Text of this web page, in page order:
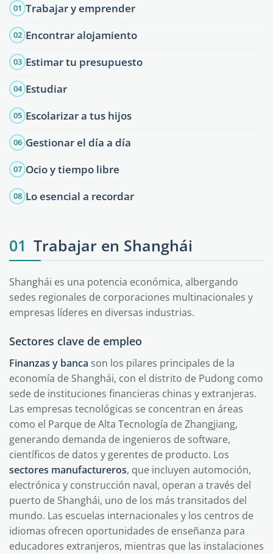
01 Trabajar y emprender
02 Encontrar alojamiento
03 Estimar tu presupuesto
04 Estudiar
05 Escolarizar a tus hijos
06 Gestionar el día a día
07 Ocio y tiempo libre
08 Lo esencial a recordar
01 Trabajar en Shanghái
Shanghái es una potencia económica, albergando
sedes regionales de corporaciones multinacionales y
empresas líderes en diversas industrias.
Sectores clave de empleo
Finanzas y banca son los pilares principales de la
economía de Shanghái, con el distrito de Pudong como
sede de instituciones financieras chinas y extranjeras.
Las empresas tecnológicas se concentran en áreas
como el Parque de Alta Tecnología de Zhangjiang,
generando demanda de ingenieros de software,
científicos de datos y gerentes de producto. Los
sectores manufactureros, que incluyen automoción,
electrónica y construcción naval, operan a través del
puerto de Shanghái, uno de los más transitados del
mundo. Las escuelas internacionales y los centros de
idiomas ofrecen oportunidades de enseñanza para
educadores extranjeros, mientras que las instalaciones